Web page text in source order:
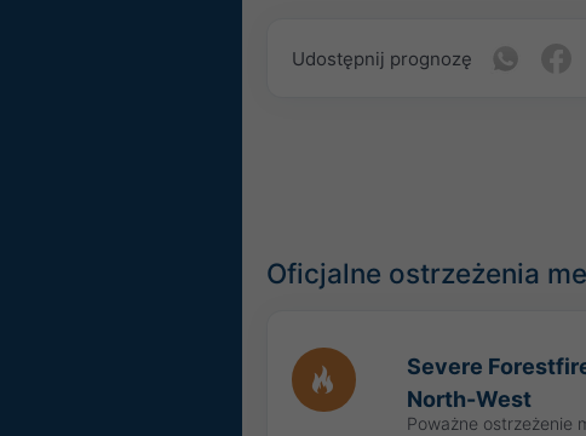
Udostępnij prognozę
Oficjalne ostrzeżenia
Severe
North-West
Poważne ostrzeżenie